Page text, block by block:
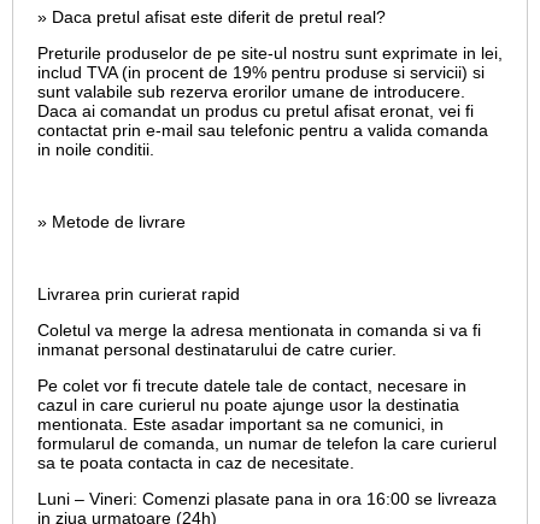
» Daca pretul afisat este diferit de pretul real?
Preturile produselor de pe site-ul nostru sunt exprimate in lei,
includ TVA (in procent de 19% pentru produse si servicii) si
sunt valabile sub rezerva erorilor umane de introducere.
Daca ai comandat un produs cu pretul afisat eronat, vei fi
contactat prin e-mail sau telefonic pentru a valida comanda
in noile conditii.
» Metode de livrare
Livrarea prin curierat rapid
Coletul va merge la adresa mentionata in comanda si va fi
inmanat personal destinatarului de catre curier.
Pe colet vor fi trecute datele tale de contact, necesare in
cazul in care curierul nu poate ajunge usor la destinatia
mentionata. Este asadar important sa ne comunici, in
formularul de comanda, un numar de telefon la care curierul
sa te poata contacta in caz de necesitate.
Luni – Vineri: Comenzi plasate pana in ora 16:00 se livreaza
in ziua urmatoare (24h)